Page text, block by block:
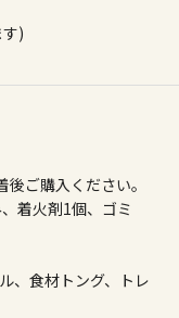
)
ご購入ください。
着火剤1個、ゴミ
、食材トング、トレ